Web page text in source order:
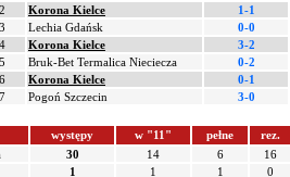
Korona Kielce 1-1
Lechia Gdańsk 0-0
Korona Kielce 3-2
Bruk-Bet Termalica Nieciecza 0-2
Korona Kielce 0-1
Pogoń Szczecin 3-0
występy w "11" pełne rez.
30 14 6 16
1 1 1 0